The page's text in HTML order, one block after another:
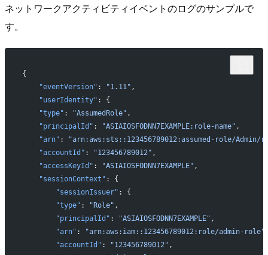
ネットワークアクティビティイベントのログのサンプルで
す。
{
    "eventVersion"
: "1.11" ,
    "userIdentity"
: {
    "type"
: "AssumedRole" ,
    "principalId"
: "ASIAIOSFODNN7EXAMPLE:role-name" ,
    "arn"
:
"arn:aws:sts::123456789012:assumed-role/Admin/
    "accountId"
: "123456789012" ,
    "accessKeyId"
: "ASIAIOSFODNN7EXAMPLE" ,
    "sessionContext"
: {
        "sessionIssuer"
: {
        "type"
: "Role" ,
        "principalId"
: "ASIAIOSFODNN7EXAMPLE" ,
        "arn"
: "arn:aws:iam::123456789012:role/admin-role"
        "accountId"
: "123456789012" ,